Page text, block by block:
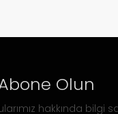
Olun
hakkında bilgi